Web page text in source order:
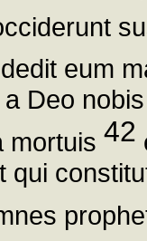
eum
Deo
mortuis 42
qui